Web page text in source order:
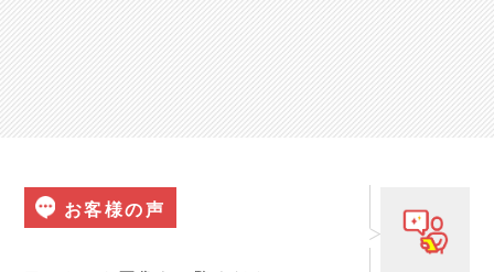
お客様の声